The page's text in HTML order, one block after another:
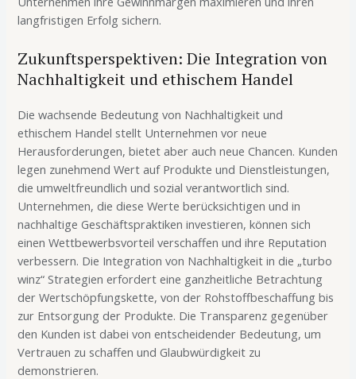
langfristigen Erfolg sichern.
Zukunftsperspektiven: Die Integration von
Nachhaltigkeit und ethischem Handel
Die wachsende Bedeutung von Nachhaltigkeit und
ethischem Handel stellt Unternehmen vor neue
Herausforderungen, bietet aber auch neue Chancen. Kunden
legen zunehmend Wert auf Produkte und Dienstleistungen,
die umweltfreundlich und sozial verantwortlich sind.
Unternehmen, die diese Werte berücksichtigen und in
nachhaltige Geschäftspraktiken investieren, können sich
einen Wettbewerbsvorteil verschaffen und ihre Reputation
verbessern. Die Integration von Nachhaltigkeit in die „turbo
winz“ Strategien erfordert eine ganzheitliche Betrachtung
der Wertschöpfungskette, von der Rohstoffbeschaffung bis
zur Entsorgung der Produkte. Die Transparenz gegenüber
den Kunden ist dabei von entscheidender Bedeutung, um
Vertrauen zu schaffen und Glaubwürdigkeit zu
demonstrieren.